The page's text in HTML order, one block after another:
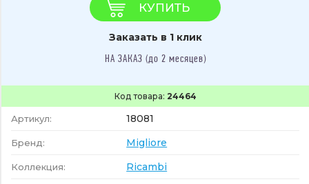
Код товара: 24464
Артикул: 18081
Бренд: Migliore
Коллекция: Ricambi
КУПИТЬ
Заказать в 1 клик
НА ЗАКАЗ (до 2 месяцев)